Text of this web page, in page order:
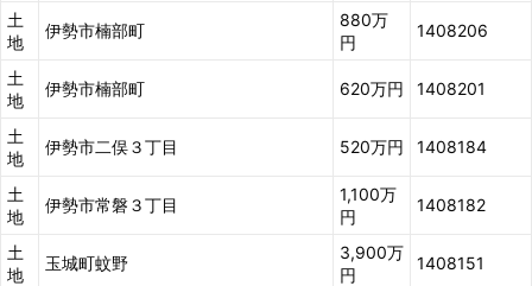
土
地
伊勢市楠部町
880万
円
1408206
土
地
伊勢市楠部町 620万円 1408201
土
地
伊勢市二俣３丁目 520万円 1408184
土
地
伊勢市常磐３丁目
1,100万
円
1408182
土
地
玉城町蚊野
3,900万
円
1408151